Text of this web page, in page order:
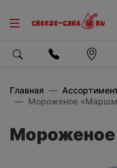
Главная
Мороженое